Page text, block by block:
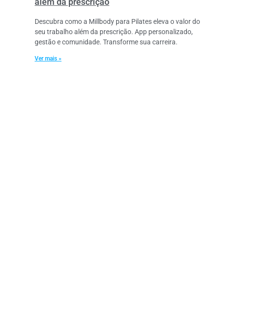
Descubra como a Millbody para Pilates eleva o valor do
seu trabalho além da prescrição. App personalizado,
gestão e comunidade. Transforme sua carreira.
Ver mais »